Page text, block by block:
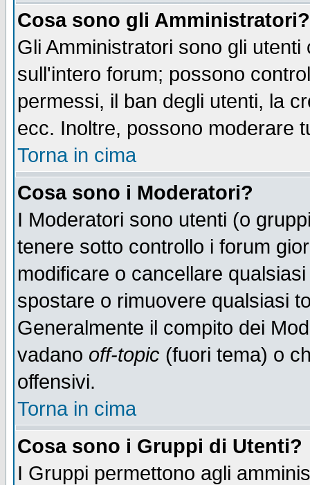
Cosa sono gli Amministratori?
Gli Amministratori sono gli
sull'intero forum; possono
permessi, il ban degli utenti, la
ecc. Inoltre, possono moderare
Torna in cima
Cosa sono i Moderatori?
I Moderatori sono utenti (o
tenere sotto controllo i forum
modificare o cancellare
spostare o rimuovere qualsiasi
Generalmente il compito dei
vadano off-topic (fuori tema) o
offensivi.
Torna in cima
Cosa sono i Gruppi di Utenti?
I Gruppi permettono agli